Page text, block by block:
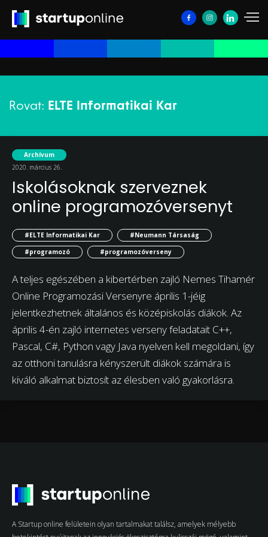
Rovat: ELTE Informatikai Kar
Archívum
2020. március 26.
Iskolásoknak szerveznek
online programozóversenyt
#ELTE Informatikai Kar
#Neumann Társaság
#programozó
#programozóverseny
A teljes egészében a kibertérben zajló Nemes Tihamér
Online Programozási Versenyre április 1-jéig
jelentkezhetnek általános és középiskolás diákok. Az
április 4-én zajló internetes verseny feladatait C++,
Pascal, C#, Python vagy Java nyelven kell megoldani, így
az otthoni tanulásra kényszerült diákok számára is
kiváló alkalmat biztosít az élesben való gyakorlásra.
A Startup online felületein olyan tartalmakat találsz, amelyek mélyebb